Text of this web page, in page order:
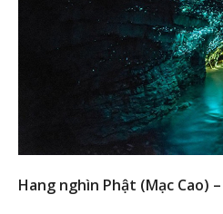
Hang nghìn Phật (Mạc Cao)